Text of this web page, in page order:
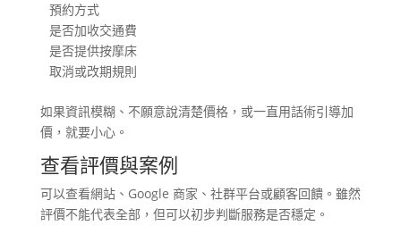
預約方式
是否加收交通費
是否提供按摩床
取消或改期規則
如果資訊模糊、不願意說清楚價格，或一直用話術引導加
價，就要小心。
查看評價與案例
可以查看網站、Google 商家、社群平台或顧客回饋。雖然
評價不能代表全部，但可以初步判斷服務是否穩定。